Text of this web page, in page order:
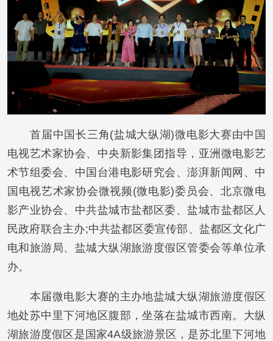
首届中国长三角(盐城大纵湖)微电影大赛由中国
电视艺术家协会、中央新影集团指导，亚洲微电影艺
术节组委会、中国台港电影研究会、澎湃新闻网、中
国电视艺术家协会微视频(微电影)委员会、北京微电
影产业协会、中共盐城市盐都区委、盐城市盐都区人
民政府联合主办;中共盐都区委宣传部、盐都区文化广
电和旅游局、盐城大纵湖旅游度假区管委会等单位承
办。
本届微电影大赛的主办地盐城大纵湖旅游度假区
地处苏中里下河地区腹部，坐落在盐城市西南。大纵
湖旅游度假区是国家4A级旅游景区，是苏北里下河地